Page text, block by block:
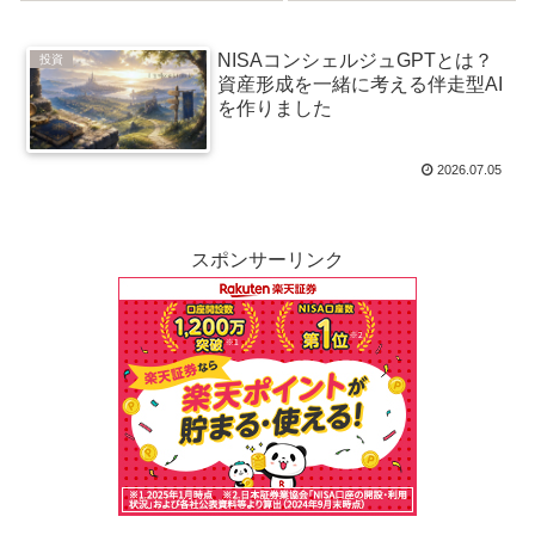
10万積立） ド投資戦略
投資
NISAコンシェルジュGPTとは？
資産形成を一緒に考える伴走型AI
を作りました
2026.07.05
スポンサーリンク